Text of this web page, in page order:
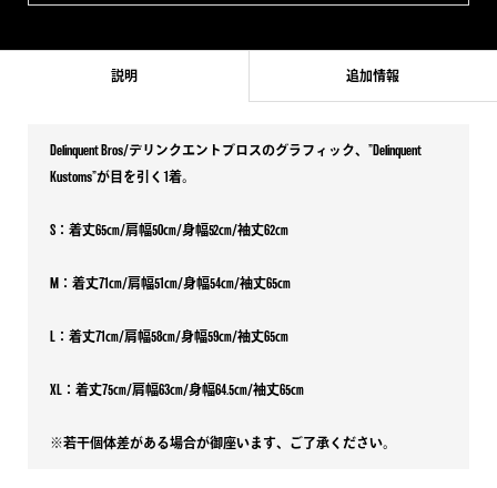
説明 追加情報
Delinquent Bros/デリンクエントブロスのグラフィック、”Delinquent
Kustoms”が目を引く1着。
S：着丈65㎝/肩幅50㎝/身幅52㎝/袖丈62㎝
M：着丈71㎝/肩幅51㎝/身幅54㎝/袖丈65㎝
L：着丈71㎝/肩幅58㎝/身幅59㎝/袖丈65㎝
XL：着丈75㎝/肩幅63㎝/身幅64.5㎝/袖丈65㎝
※若干個体差がある場合が御座います、ご了承ください。